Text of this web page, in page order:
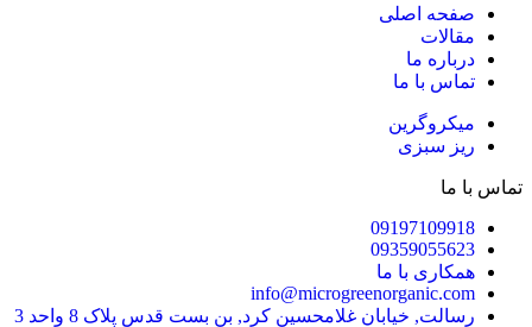
صفحه اصلی
مقالات
درباره ما
تماس با ما
میکروگرین
ریز سبزی
تماس با ما
09197109918
09359055623
همکاری با ما
info@microgreenorganic.com
رسالت, خیابان غلامحسین کرد, بن بست قدس پلاک 8 واحد 3